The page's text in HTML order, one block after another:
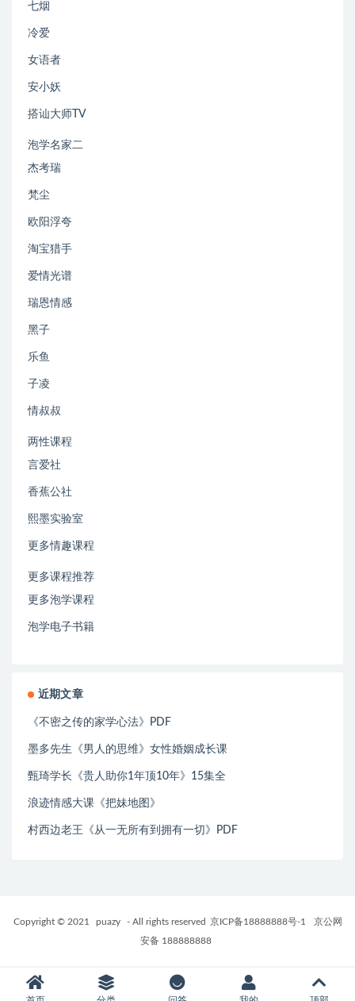
七烟
冷爱
女语者
安小妖
搭讪大师TV
泡学名家二
杰考瑞
梵尘
欧阳浮夸
淘宝猎手
爱情光谱
瑞恩情感
黑子
乐鱼
子凌
情叔叔
两性课程
言爱社
香蕉公社
熙墨实验室
更多情趣课程
更多课程推荐
更多泡学课程
泡学电子书籍
近期文章
《不密之传的家学心法》PDF
墨多先生《男人的思维》女性婚姻成长课
甄琦学长《贵人助你1年顶10年》15集全
浪迹情感大课《把妹地图》
村西边老王《从一无所有到拥有一切》PDF
Copyright © 2021 puazy - All rights reserved 京ICP备18888888号-1
京公网
安备 188888888